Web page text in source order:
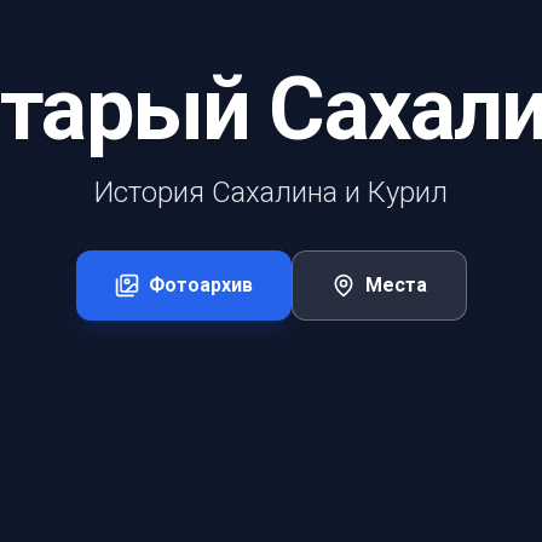
История Сахалина и Курил
Фотоархив Места